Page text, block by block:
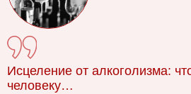
Исцеление от алкоголизма:
человеку…